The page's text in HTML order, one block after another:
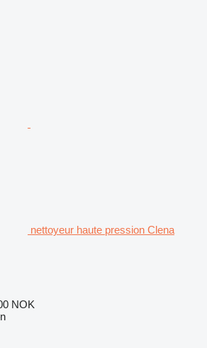
nettoyeur haute pression Clena
NOK